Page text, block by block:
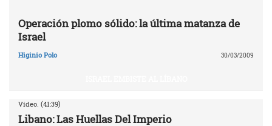
Operación plomo sólido: la última matanza de
Israel
Higinio Polo 30/03/2009
Vídeo. (41:39)
Libano: Las Huellas Del Imperio